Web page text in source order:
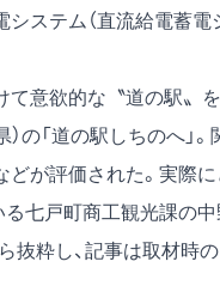
ステム（直流給電蓄電
意欲的な〝道の駅〟を
の「道の駅しちのへ
が評価された。実際
七戸町商工観光課の中
抜粋し、記事は取材時の